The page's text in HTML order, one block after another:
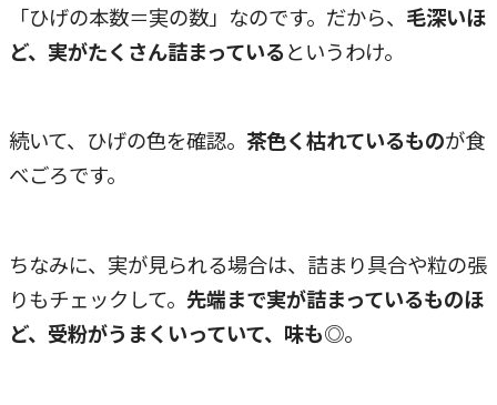
「ひげの本数＝実の数」なのです。だから、 毛深いほ
ど、実がたくさん詰まっているというわけ。
続いて、ひげの色を確認。 茶色く枯れているものが食
べごろです。
ちなみに、実が見られる場合は、詰まり具合や粒の張
りもチェックして。 先端まで実が詰まっているものほ
ど、受粉がうまくいっていて、味も◎。